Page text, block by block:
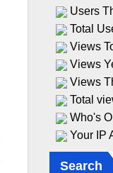
Users
Total
Views
Views
Views
Total
Who's
Your IP
Search